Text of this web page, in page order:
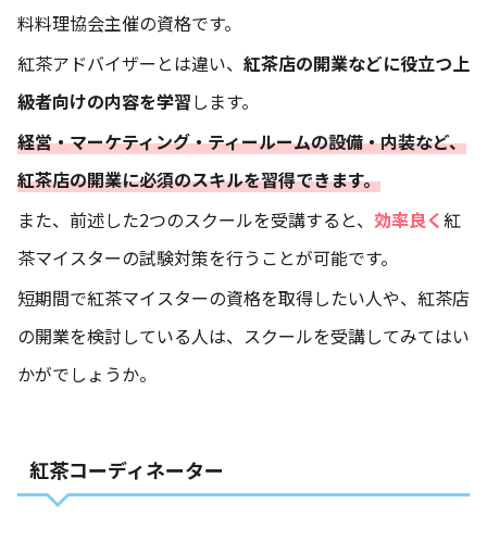
料料理協会主催の資格です。
紅茶アドバイザーとは違い、 紅茶店の開業などに役立つ上
級者向けの内容を学習します。
経営・マーケティング・ティールームの設備・内装など、
紅茶店の開業に必須のスキルを習得できます。
また、前述した2つのスクールを受講すると、 効率良く紅
茶マイスターの試験対策を行うことが可能です。
短期間で紅茶マイスターの資格を取得したい人や、紅茶店
の開業を検討している人は、スクールを受講してみてはい
かがでしょうか。
紅茶コーディネーター